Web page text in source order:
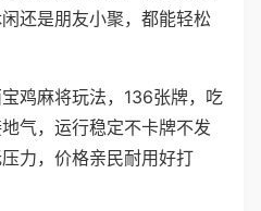
还是朋友小聚，都能轻松
鸡麻将玩法，136张牌，吃
气，运行稳定不卡牌不发
力，价格亲民耐用好打